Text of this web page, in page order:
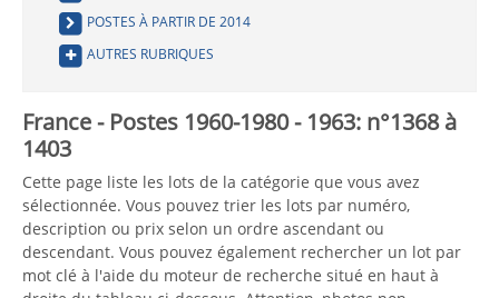
POSTES À PARTIR DE 2014
AUTRES RUBRIQUES
France - Postes 1960-1980 - 1963: n°1368 à
1403
Cette page liste les lots de la catégorie que vous avez
sélectionnée. Vous pouvez trier les lots par numéro,
description ou prix selon un ordre ascendant ou
descendant. Vous pouvez également rechercher un lot par
mot clé à l'aide du moteur de recherche situé en haut à